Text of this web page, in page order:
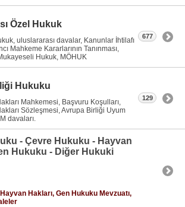
Özel Hukuk
uluslararası davalar, Kanunlar İhtilafı
Mahkeme Kararlarının Tanınması,
Hukuk, MÖHUK
677
Hukuku
Mahkemesi, Başvuru Koşulları,
Sözleşmesi, Avrupa Birliği Uyum
davaları.
129
- Çevre Hukuku - Hayvan
Hukuku - Diğer Hukuki
Hakları, Gen Hukuku Mevzuatı,